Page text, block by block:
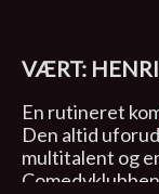
VÆRT:
En rutineret
Den altid
multitalent og